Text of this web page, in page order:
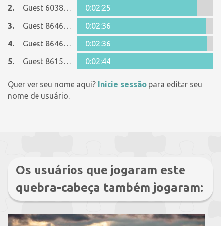
2.
Guest 6038449
0:02:25
3.
Guest 8646648
0:02:36
4.
Guest 8646648
0:02:36
5.
Guest 8615090 0:02:44
Quer ver seu nome aqui? Inicie sessão para editar seu
nome de usuário.
Os usuários que jogaram este
quebra-cabeça também jogaram: